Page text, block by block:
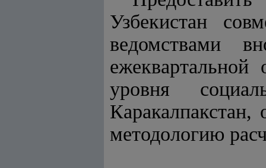
Узбекистан
ведомствами
уровня
методологию